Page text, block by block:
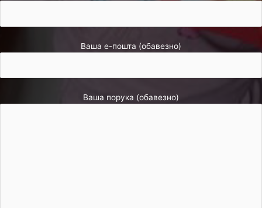
Ваша е-пошта (обавезно)
Ваша порука (обавезно)